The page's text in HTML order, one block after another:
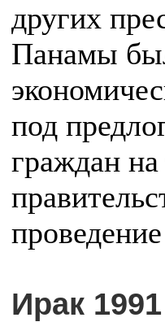
других
Панамы
под
граждан
Ирак 1991